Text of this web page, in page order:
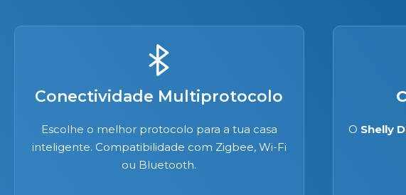
Conectividade Multiprotocolo
Escolhe o melhor protocolo para a tua casa
inteligente. Compatibilidade com Zigbee, Wi-Fi
ou Bluetooth.
O Shelly